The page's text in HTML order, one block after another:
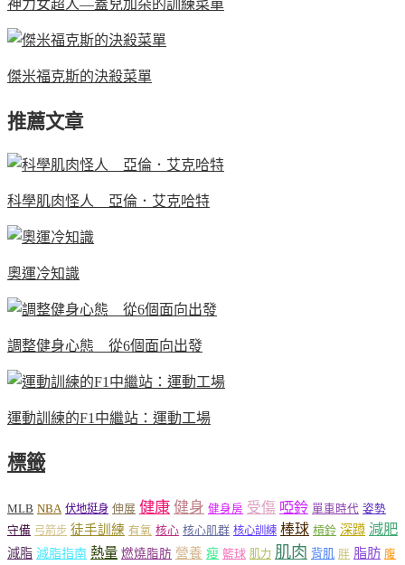
神力女超人—蓋兒加朵的訓練菜單
傑米福克斯的決殺菜單
推薦文章
科學肌肉怪人 亞倫．艾克哈特
奧運冷知識
調整健身心態 從6個面向出發
運動訓練的F1中繼站：運動工場
標籤
MLB NBA 伏地挺身 伸展 健康 健身 健身房 受傷 啞鈴 單車時代 姿勢
守備 弓箭步 徒手訓練 有氧 核心 核心肌群 核心訓練 棒球 槓鈴 深蹲 減肥
減脂 減脂指南 熱量 燃燒脂肪 營養 瘦 籃球 肌力 肌肉 背肌 胖 脂肪 腹